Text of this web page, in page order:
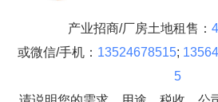
产业招商/厂房土地租售：
或微信/手机： 13524678515;
5